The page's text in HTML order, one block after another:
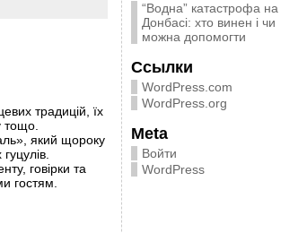
традицій, їх
тощо.
який щороку
говірки та
гостям.
“Водна” катастрофа на
Донбасі: хто винен і чи
можна допомогти
Ссылки
WordPress.com
WordPress.org
Meta
Войти
WordPress